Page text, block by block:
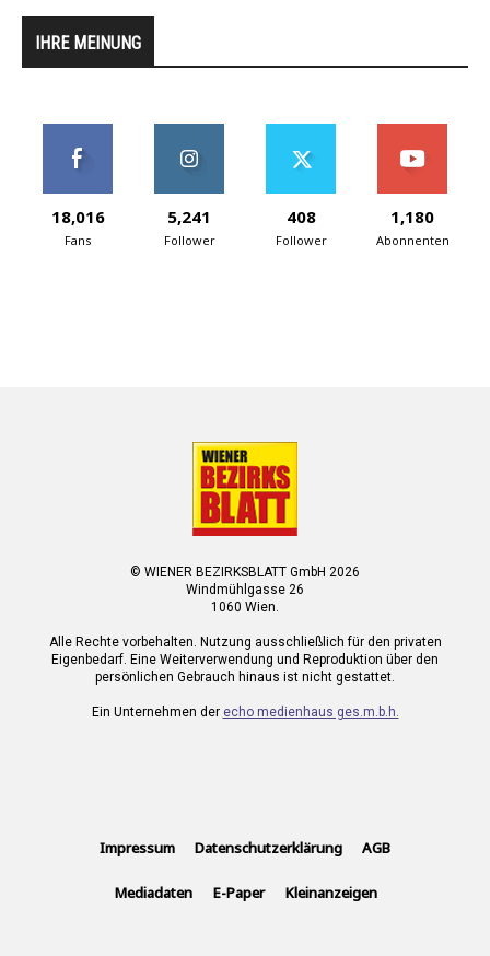
IHRE MEINUNG
18,016
Fans
5,241
Follower
408
Follower
1,180
Abonnenten
© WIENER BEZIRKSBLATT GmbH 2026
Windmühlgasse 26
1060 Wien.
Alle Rechte vorbehalten. Nutzung ausschließlich für den privaten
Eigenbedarf. Eine Weiterverwendung und Reproduktion über den
persönlichen Gebrauch hinaus ist nicht gestattet.
Ein Unternehmen der echo medienhaus ges.m.b.h.
Impressum Datenschutzerklärung AGB
Mediadaten E-Paper Kleinanzeigen